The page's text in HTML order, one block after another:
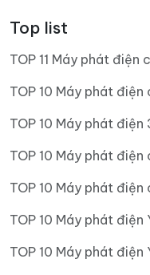
Top list
TOP 11 Máy phát điện
TOP 10 Máy phát
TOP 10 Máy phát
TOP 10 Máy phát
TOP 10 Máy phát
TOP 10 Máy phát
TOP 10 Máy phát